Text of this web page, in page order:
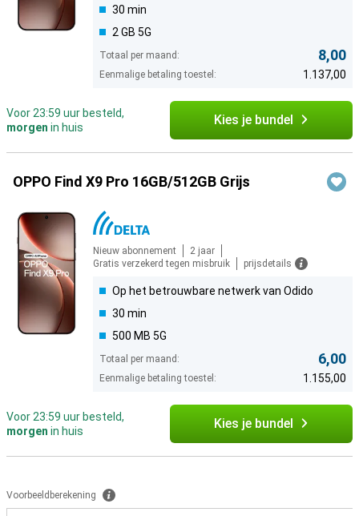
30 min
2 GB 5G
Totaal per maand: 8,00
Eenmalige betaling toestel: 1.137,00
Voor 23:59 uur besteld,
morgen in huis Kies je bundel
OPPO Find X9 Pro 16GB/512GB Grijs
Nieuw abonnement
2 jaar
Gratis verzekerd tegen misbruik
prijsdetails
Op het betrouwbare netwerk van Odido
30 min
500 MB 5G
Totaal per maand: 6,00
Eenmalige betaling toestel: 1.155,00
Voor 23:59 uur besteld,
morgen in huis Kies je bundel
Voorbeeldberekening